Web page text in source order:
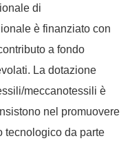
di
è finanziato con
a fondo
La dotazione
meccanotessili è
nel promuovere
tecnologico da parte